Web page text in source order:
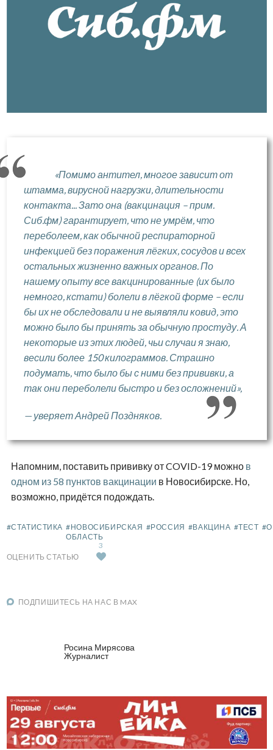
«Помимо антител, многое зависит от
штамма, вирусной нагрузки, длительности
контакта... Зато она (вакцинация – прим.
Сиб.фм) гарантирует, что не умрём, что
переболеем, как обычной респираторной
инфекцией без поражения лёгких, сосудов и всех
остальных жизненно важных органов. По
нашему опыту все вакцинированные (их было
немного, кстати) болели в лёгкой форме – если
бы их не обследовали и не выявляли ковид, это
можно было бы принять за обычную простуду. А
некоторые из этих людей, чьи случаи я знаю,
весили более 150 килограммов. Страшно
подумать, что было бы с ними без прививки, а
так они переболели быстро и без осложнений»,
— уверяет Андрей Поздняков.
Напомним, поставить прививку от COVID-19 можно в
одном из 58 пунктов вакцинации в Новосибирске. Но,
возможно, придётся подождать.
#СТАТИСТИКА #НОВОСИБИРСКАЯ
ОБЛАСТЬ
#РОССИЯ #ВАКЦИНА #ТЕСТ
ОЦЕНИТЬ СТАТЬЮ
3
ПОДПИШИТЕСЬ НА НАС В MAX
Росина Мирясова
Журналист